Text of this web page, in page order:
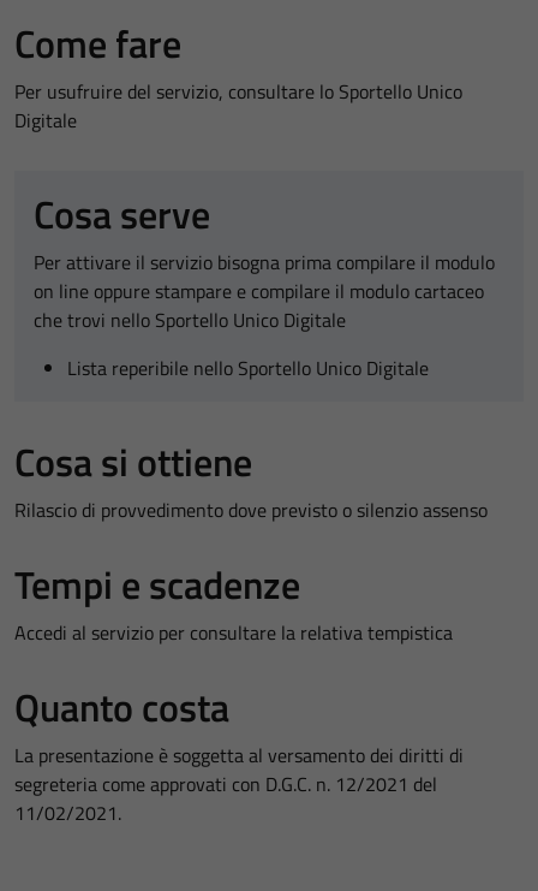
Come fare
Per usufruire del servizio, consultare lo Sportello Unico
Digitale
Cosa serve
Per attivare il servizio bisogna prima compilare il modulo
on line oppure stampare e compilare il modulo cartaceo
che trovi nello Sportello Unico Digitale
Lista reperibile nello Sportello Unico Digitale
Cosa si ottiene
Rilascio di provvedimento dove previsto o silenzio assenso
Tempi e scadenze
Accedi al servizio per consultare la relativa tempistica
Quanto costa
La presentazione è soggetta al versamento dei diritti di
segreteria come approvati con D.G.C. n. 12/2021 del
11/02/2021.